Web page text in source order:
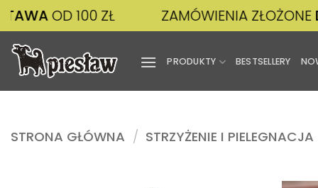
Przewiń
do
zawartości
100 ZŁ ZAMÓWIENIA ZŁOŻONEDO
PRODUKTY BESTSELLERY
STRONA GŁÓWNA / STRZYŻENIE I